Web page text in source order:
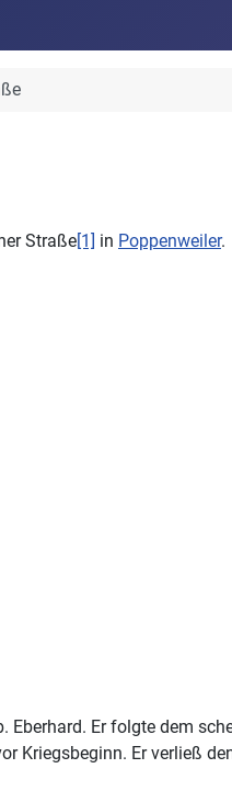
Straße[1] in Poppenweiler.
Er folgte dem
Kriegsbeginn. Er verließ